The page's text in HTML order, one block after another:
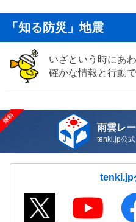
「知る防災」地震
いざという時にあ
確かな情報と行動
雨雲レ
tenki.jp公
tenki.jp